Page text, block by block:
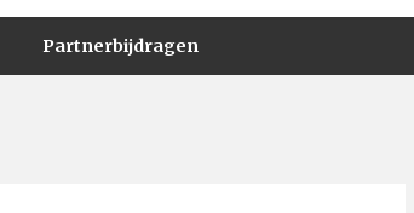
Partnerbijdragen